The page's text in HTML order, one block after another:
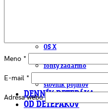
OS X
fonty zadarmo
slovník pojmov
DENNÍK DETEPÁKA
OD DETEPÁKOV
Meno *
E-mail *
Adresa webu